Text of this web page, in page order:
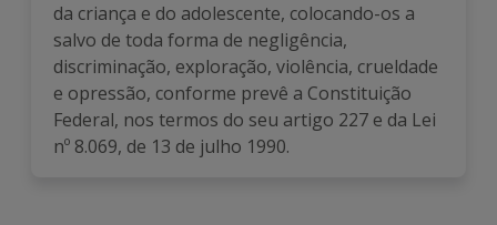
da criança e do adolescente, colocando-os a
salvo de toda forma de negligência,
discriminação, exploração, violência, crueldade
e opressão, conforme prevê a Constituição
Federal, nos termos do seu artigo 227 e da Lei
nº 8.069, de 13 de julho 1990.